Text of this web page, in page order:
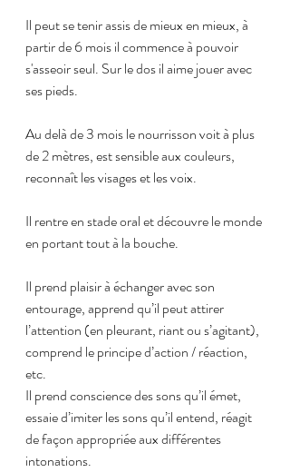
Il peut se tenir assis de mieux en mieux, à
partir de 6 mois il commence à pouvoir
s'asseoir seul. Sur le dos il aime jouer avec
ses pieds.
Au delà de 3 mois le nourrisson voit à plus
de 2 mètres, est sensible aux couleurs,
reconnaît les visages et les voix.
Il rentre en stade oral et découvre le monde
en portant tout à la bouche.
Il prend plaisir à échanger avec son
entourage, apprend qu’il peut attirer
l’attention (en pleurant, riant ou s’agitant),
comprend le principe d’action / réaction,
etc.
Il prend conscience des sons qu’il émet,
essaie d’imiter les sons qu’il entend, réagit
de façon appropriée aux différentes
intonations.